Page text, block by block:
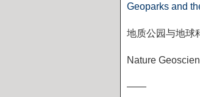
Geoparks and
地质公园与地球
Nature
——